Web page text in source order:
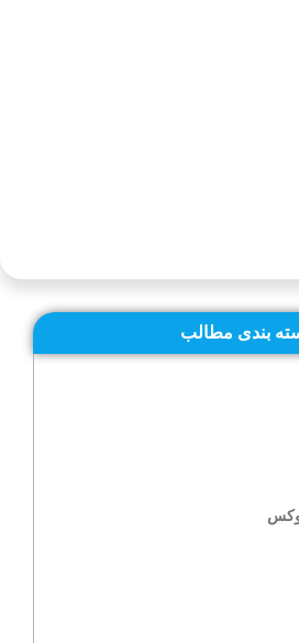
بندی مطالب